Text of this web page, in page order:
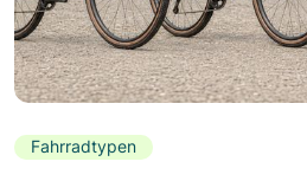
Fahrradtypen